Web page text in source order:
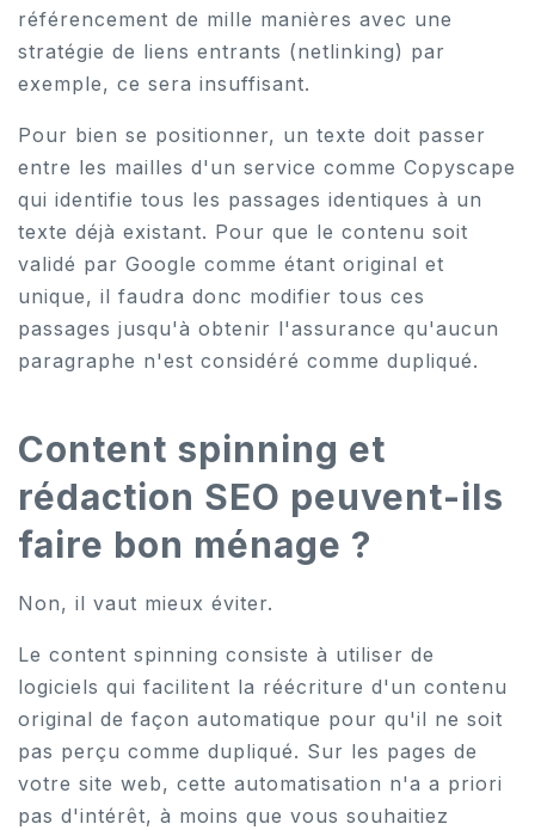
référencement de mille manières avec une
stratégie de liens entrants (netlinking) par
exemple, ce sera insuffisant.
Pour bien se positionner, un texte doit passer
entre les mailles d'un service comme Copyscape
qui identifie tous les passages identiques à un
texte déjà existant. Pour que le contenu soit
validé par Google comme étant original et
unique, il faudra donc modifier tous ces
passages jusqu'à obtenir l'assurance qu'aucun
paragraphe n'est considéré comme dupliqué.
Content spinning et
rédaction SEO peuvent-ils
faire bon ménage ?
Non, il vaut mieux éviter.
Le content spinning consiste à utiliser de
logiciels qui facilitent la réécriture d'un contenu
original de façon automatique pour qu'il ne soit
pas perçu comme dupliqué. Sur les pages de
votre site web, cette automatisation n'a a priori
pas d'intérêt, à moins que vous souhaitiez